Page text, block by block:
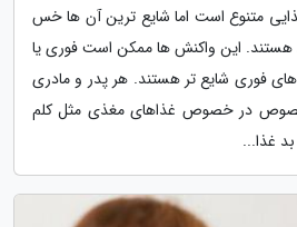
متنوع است اما شایع ترین آن ها خس
هستند. این واکنش ها ممکن است فوری یا
های فوری شایع تر هستند. هر پدر و مادری
در خصوص غذاهای مغذی مثل کلم
غذا...